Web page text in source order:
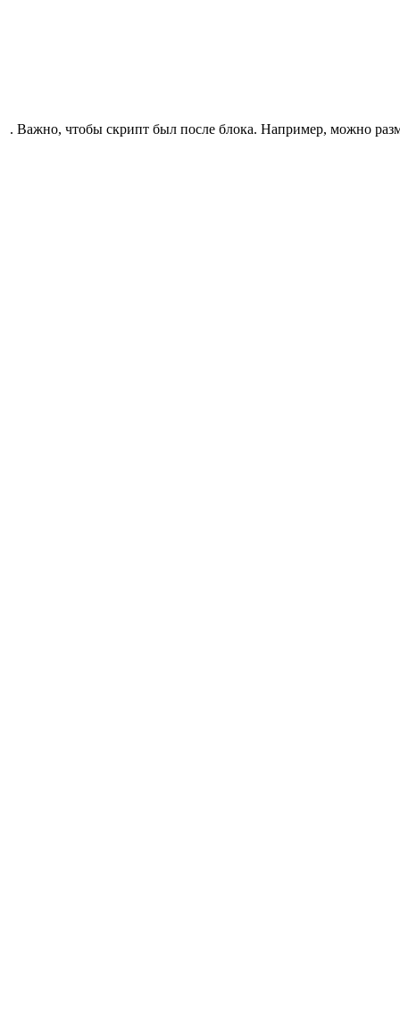
. Важно, чтобы скрипт был после блока. Например, можно